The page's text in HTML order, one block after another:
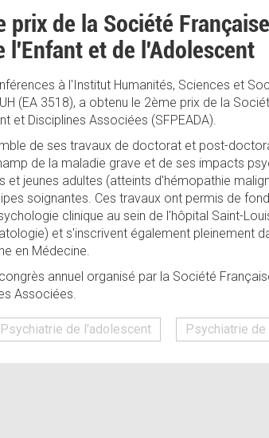
prix de la Société
l'Enfant et de l'Adolescent
à l'Institut Humanités, Sciences et
(EA 3518), a obtenu le 2ème prix de la
et Disciplines Associées (SFPEADA).
de ses travaux de doctorat et post-
de la maladie grave et de ses impacts
et jeunes adultes (atteints d'hémopathie
soignantes. Ces travaux ont permis de
clinique au sein de l'hôpital Saint-
et s'inscrivent également pleinement
en Médecine.
annuel organisé par la Société
Associées.
Psychiatrie de l'adolescent Psychiatrie